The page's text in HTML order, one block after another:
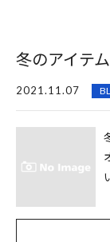
冬のアイテ
2021.11.07